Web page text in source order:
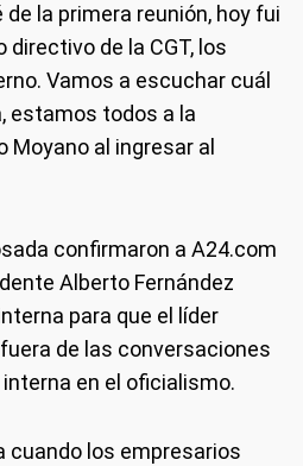
la primera reunión, hoy fui
de la CGT, los
Vamos a escuchar cuál
estamos todos a la
Moyano al ingresar al
confirmaron a A24.com
Alberto Fernández
para que el líder
de las conversaciones
en el oficialismo.
cuando los empresarios